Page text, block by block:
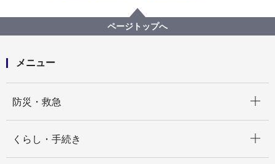
環境活動支援センター
環境活動支援センター見ごろの植物紹介
ページトップへ
メニュー
防災・救急
くらし・手続き